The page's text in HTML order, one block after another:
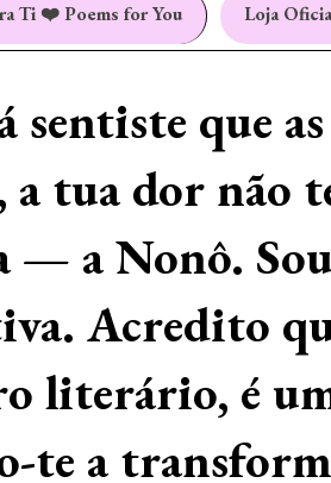
Ti ❤️ Poems for You Loja
sentiste que
a tua dor não
— a Nonô.
Acredito
literário, é
te a